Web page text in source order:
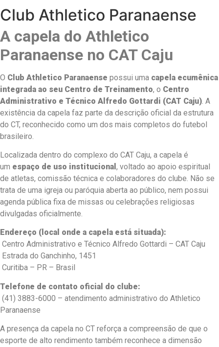
Club Athletico Paranaense
A capela do Athletico
Paranaense no CAT Caju
O Club Athletico Paranaense possui uma capela ecumênica
integrada ao seu Centro de Treinamento, o Centro
Administrativo e Técnico Alfredo Gottardi (CAT Caju) . A
existência da capela faz parte da descrição oficial da estrutura
do CT, reconhecido como um dos mais completos do futebol
brasileiro.
Localizada dentro do complexo do CAT Caju, a capela é
um espaço de uso institucional , voltado ao apoio espiritual
de atletas, comissão técnica e colaboradores do clube. Não se
trata de uma igreja ou paróquia aberta ao público, nem possui
agenda pública fixa de missas ou celebrações religiosas
divulgadas oficialmente.
Endereço (local onde a capela está situada):
Centro Administrativo e Técnico Alfredo Gottardi – CAT Caju
Estrada do Ganchinho, 1451
Curitiba – PR – Brasil
Telefone de contato oficial do clube:
(41) 3883-6000 – atendimento administrativo do Athletico
Paranaense
A presença da capela no CT reforça a compreensão de que o
esporte de alto rendimento também reconhece a dimensão